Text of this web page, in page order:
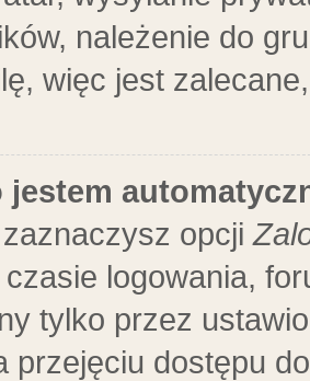
należenie do
więc jest
jestem
opcji
logowania,
tylko przez
przejęciu dostępu